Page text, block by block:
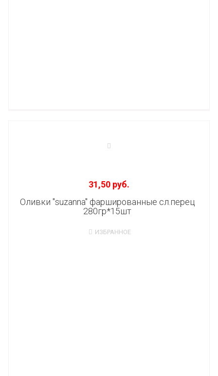
31,50 руб.
Оливки "suzanna" фаршированные сл.перец
280гр*15шт
ИЗБРАННОЕ